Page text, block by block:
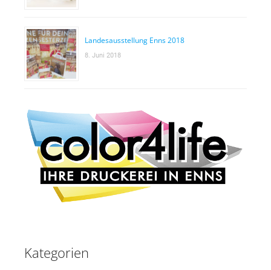
Landesausstellung Enns 2018
8. Juni 2018
Kategorien